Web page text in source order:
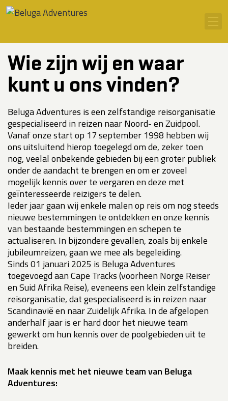
Ga naar inhoud
Wie zijn wij en waar
kunt u ons vinden?
Beluga Adventures is een zelfstandige reisorganisatie
gespecialiseerd in reizen naar Noord- en Zuidpool.
Vanaf onze start op 17 september 1998 hebben wij
ons uitsluitend hierop toegelegd om de, zeker toen
nog, veelal onbekende gebieden bij een groter publiek
onder de aandacht te brengen en om er zoveel
mogelijk kennis over te vergaren en deze met
geïnteresseerde reizigers te delen.
Ieder jaar gaan wij enkele malen op reis om nog steeds
nieuwe bestemmingen te ontdekken en onze kennis
van bestaande bestemmingen en schepen te
actualiseren. In bijzondere gevallen, zoals bij enkele
jubileumreizen, gaan we mee als begeleiding.
Sinds 01 januari 2025 is Beluga Adventures
toegevoegd aan Cape Tracks (voorheen Norge Reiser
en Suid Afrika Reise), eveneens een klein zelfstandige
reisorganisatie, dat gespecialiseerd is in reizen naar
Scandinavië en naar Zuidelijk Afrika. In de afgelopen
anderhalf jaar is er hard door het nieuwe team
gewerkt om hun kennis over de poolgebieden uit te
breiden.
Maak kennis met het nieuwe team van Beluga
Adventures: